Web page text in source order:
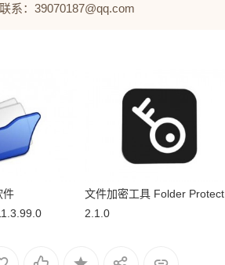
系：39070187@qq.com
件
文件加密工具 Folder Protect
2.1.0